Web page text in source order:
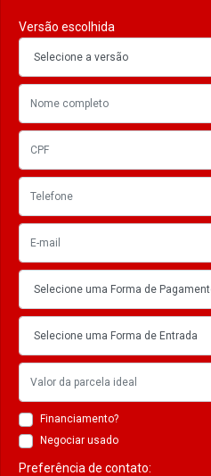
Versão escolhida
Financiamento?
Negociar usado
Preferência de contato: